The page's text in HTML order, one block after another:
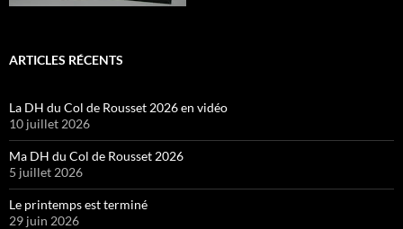
ARTICLES RÉCENTS
La DH du Col de Rousset 2026 en vidéo
10 juillet 2026
Ma DH du Col de Rousset 2026
5 juillet 2026
Le printemps est terminé
29 juin 2026